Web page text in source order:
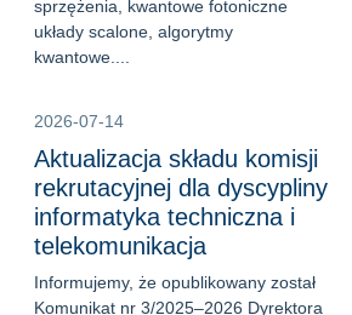
sprzężenia, kwantowe fotoniczne
układy scalone, algorytmy
kwantowe....
2026-07-14
Aktualizacja składu komisji
rekrutacyjnej dla dyscypliny
informatyka techniczna i
telekomunikacja
Informujemy, że opublikowany został
Komunikat nr 3/2025–2026 Dyrektora